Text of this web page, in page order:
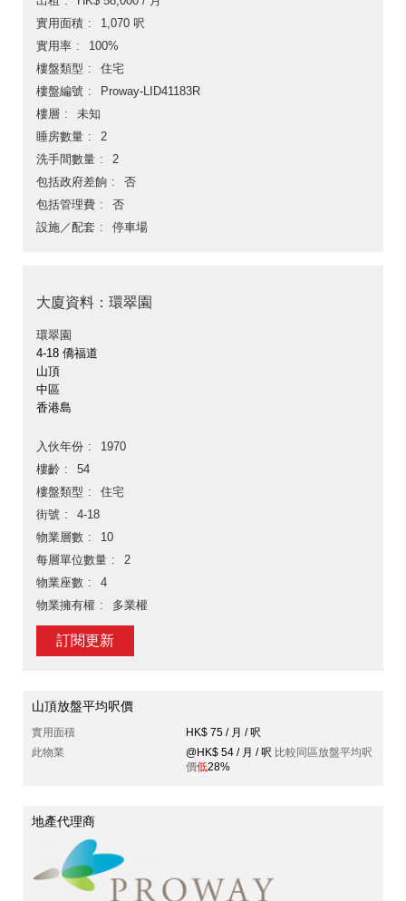
實用面積
1,070 呎
實用率
100%
樓盤類型
住宅
樓盤編號
Proway-LID41183R
樓層
未知
睡房數量
2
洗手間數量
2
包括政府差餉
否
包括管理費
否
設施／配套
停車場
大廈資料：環翠園
環翠園
4-18 僑福道
山頂
中區
香港島
入伙年份
1970
樓齡
54
樓盤類型
住宅
街號
4-18
物業層數
10
每層單位數量
2
物業座數
4
物業擁有權
多業權
訂閱更新
山頂放盤平均呎價
實用面積
HK$ 75 / 月 / 呎
此物業
@HK$ 54 / 月 / 呎 比較同區放盤平均呎
價低28%
地產代理商